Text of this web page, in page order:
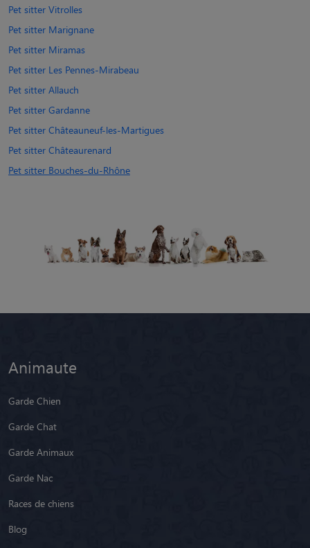
Pet sitter Vitrolles
Pet sitter Marignane
Pet sitter Miramas
Pet sitter Les Pennes-Mirabeau
Pet sitter Allauch
Pet sitter Gardanne
Pet sitter Châteauneuf-les-Martigues
Pet sitter Châteaurenard
Pet sitter Bouches-du-Rhône
Animaute
Garde Chien
Garde Chat
Garde Animaux
Garde Nac
Races de chiens
Blog